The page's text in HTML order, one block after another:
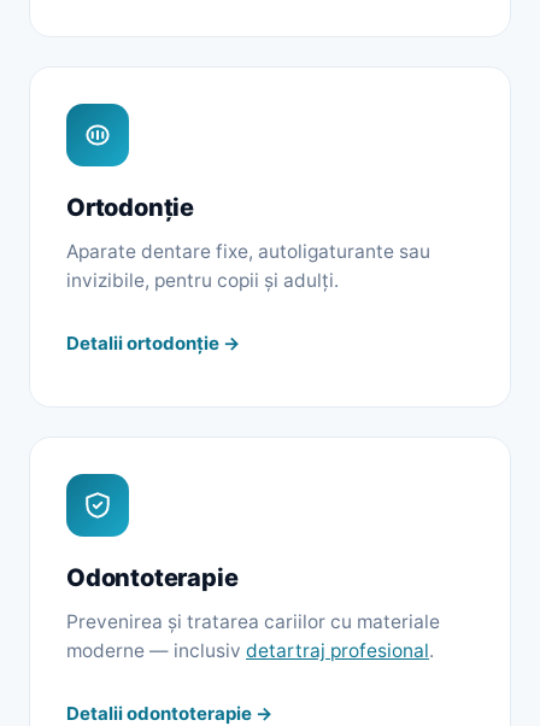
Ortodonție
Aparate dentare fixe, autoligaturante sau
invizibile, pentru copii și adulți.
Detalii ortodonție →
Odontoterapie
Prevenirea și tratarea cariilor cu materiale
moderne — inclusiv detartraj profesional.
Detalii odontoterapie →